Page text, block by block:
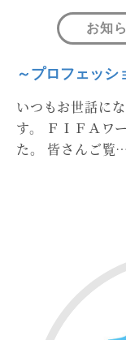
お知
～プロフェッシ
いつもお世話に
す。 ＦＩＦＡワ
た。 皆さんご覧…